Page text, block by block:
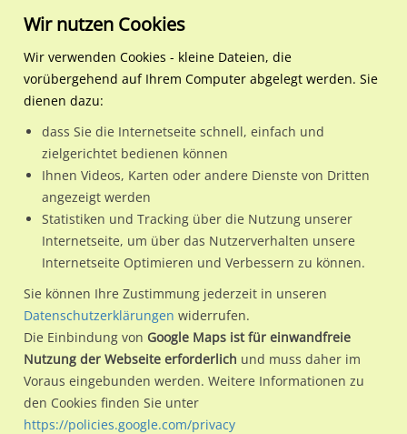
Regionale Plakatwerbung Hessen
Frankfurt am Main, Stadt
Riedbergallee/Im
60438 / Frankfurt am Main, Stadt / Kalbach-Riedberg
Nutze günstige Werbemöglichkeiten am Standort
Riedbergallee/Im Kreuzegut/aussenim Ortsteil Kalbach-
Riedberg)in Frankfurt am Main, Stadt.
Wir erheben für jede unserer Werbeflächen individuelle und
aktuelleStandortinformationenundLeistungswerte. Damit
kannst du dich schon vor der Buchung im Detail über den
Standort, seine Reichweite und Werbewirkung sowie
eventuelle Beschränkungen in den zugelassenen
Wir nutzen Cookies
Wir verwenden Cookies - kleine Dateien, die
vorübergehend auf Ihrem Computer abgelegt werden. Sie
dienen dazu:
dass Sie die Internetseite schnell, einfach und
zielgerichtet bedienen können
Ihnen Videos, Karten oder andere Dienste von Dritten
angezeigt werden
Statistiken und Tracking über die Nutzung unserer
Internetseite, um über das Nutzerverhalten unsere
Internetseite Optimieren und Verbessern zu können.
Sie können Ihre Zustimmung jederzeit in unseren
Datenschutzerklärungen widerrufen.
Die Einbindung von Google Maps ist für einwandfreie
Nutzung der Webseite erforderlich und muss daher im
Voraus eingebunden werden. Weitere Informationen zu
den Cookies finden Sie unter
https://policies.google.com/privacy